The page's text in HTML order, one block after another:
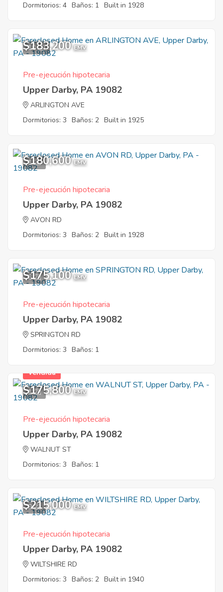
Dormitorios: 4 Baños: 1 Built in 1928
10
$183,200 EMV
Pre-ejecución hipotecaria
Upper Darby, PA 19082
ARLINGTON AVE
Dormitorios: 3 Baños: 2 Built in 1925
1
$180,600 EMV
Pre-ejecución hipotecaria
Upper Darby, PA 19082
AVON RD
Dormitorios: 3 Baños: 2 Built in 1928
6
$175,100 EMV
Pre-ejecución hipotecaria
Upper Darby, PA 19082
SPRINGTON RD
Dormitorios: 3 Baños: 1
1
Vendida
$175,800 EMV
Pre-ejecución hipotecaria
Upper Darby, PA 19082
WALNUT ST
Dormitorios: 3 Baños: 1
9
$215,000 EMV
Pre-ejecución hipotecaria
Upper Darby, PA 19082
WILTSHIRE RD
Dormitorios: 3 Baños: 2 Built in 1940